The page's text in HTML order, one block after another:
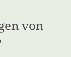
von